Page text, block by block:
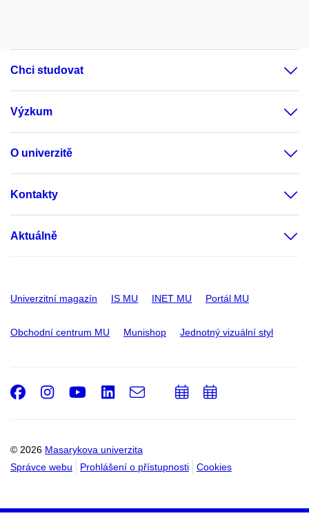
Chci studovat
Výzkum
O univerzitě
Kontakty
Aktuálně
Univerzitní magazín IS MU INET MU Portál MU
Obchodní centrum MU Munishop Jednotný vizuální styl
© 2026 Masarykova univerzita
Správce webu
Prohlášení o přístupnosti Cookies
Facebook
Instagram
Youtube
LinkedIn
e-
PřidatPřidat